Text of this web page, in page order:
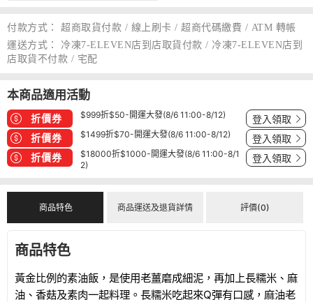
付款方式：
超商取貨付款 / 線上刷卡 / 超商代碼繳費 / ATM 轉帳
運送方式：
冷凍7-ELEVEN店到店取貨付款 / 冷凍7-ELEVEN店到
店取貨不付款 / 宅配
本商品適用活動
折價券 $999折$50-開運大發(8/6 11:00-8/12) 登入領取
折價券 $1499折$70-開運大發(8/6 11:00-8/12) 登入領取
折價券
$18000折$1000-開運大發(8/6 11:00-8/1
2)
登入領取
商品特色 商品運送及退貨詳情 評價(0)
商品特色
黃金比例的素油飯，是使用老薑磨成細泥，再加上長糯米、麻
油、香菇及素肉一起料理。長糯米吃起來Q彈有口感，麻油老